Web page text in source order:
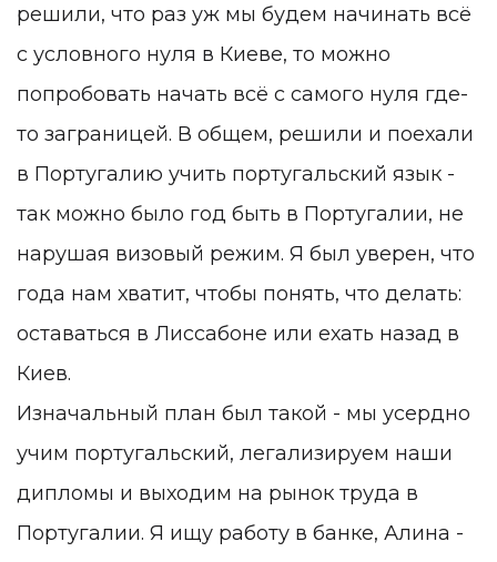
решили, что раз уж мы будем начинать всё
с условного нуля в Киеве, то можно
попробовать начать всё с самого нуля где-
то заграницей. В общем, решили и поехали
в Португалию учить португальский язык -
так можно было год быть в Португалии, не
нарушая визовый режим. Я был уверен, что
года нам хватит, чтобы понять, что делать:
оставаться в Лиссабоне или ехать назад в
Киев.
Изначальный план был такой - мы усердно
учим португальский, легализируем наши
дипломы и выходим на рынок труда в
Португалии. Я ищу работу в банке, Алина -